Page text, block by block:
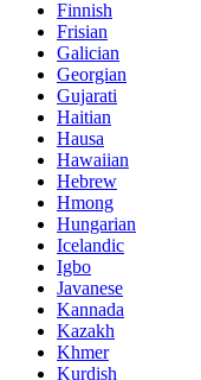
Finnish
Frisian
Galician
Georgian
Gujarati
Haitian
Hausa
Hawaiian
Hebrew
Hmong
Hungarian
Icelandic
Igbo
Javanese
Kannada
Kazakh
Khmer
Kurdish